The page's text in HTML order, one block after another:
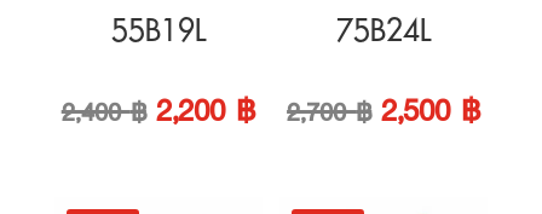
2,400 ฿.2,200 ฿.
2,700 ฿.